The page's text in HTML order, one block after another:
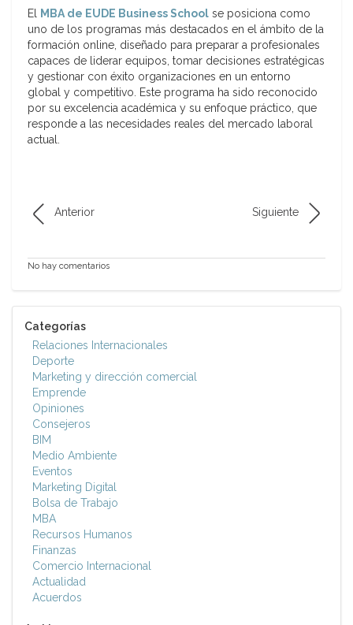
El MBA de EUDE Business School se posiciona como
uno de los programas más destacados en el ámbito de la
formación online, diseñado para preparar a profesionales
capaces de liderar equipos, tomar decisiones estratégicas
y gestionar con éxito organizaciones en un entorno
global y competitivo. Este programa ha sido reconocido
por su excelencia académica y su enfoque práctico, que
responde a las necesidades reales del mercado laboral
actual.
Anterior Siguiente
No hay comentarios
Categorías
Relaciones Internacionales
Deporte
Marketing y dirección comercial
Emprende
Opiniones
Consejeros
BIM
Medio Ambiente
Eventos
Marketing Digital
Bolsa de Trabajo
MBA
Recursos Humanos
Finanzas
Comercio Internacional
Actualidad
Acuerdos